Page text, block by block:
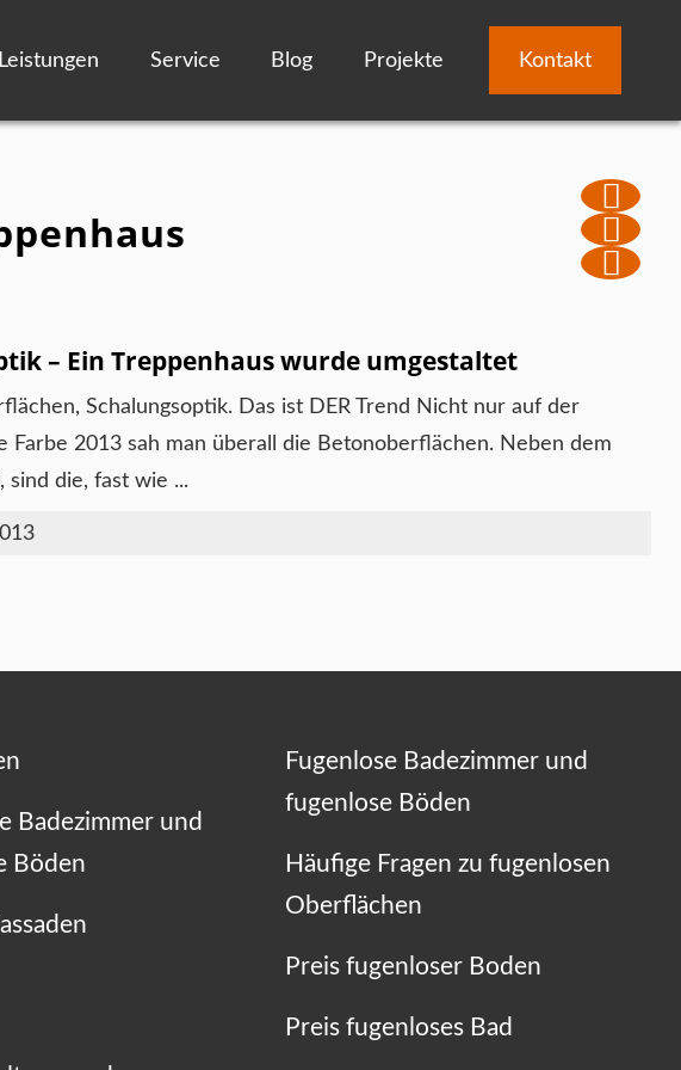
Leistungen Service Blog Projekte Kontakt
– Ein Treppenhaus wurde umgestaltet
Schalungsoptik. Das ist DER Trend Nicht nur auf der
Farbe 2013 sah man überall die Betonoberflächen. Neben dem
sind die, fast wie ...
Badezimmer und
Böden
Fugenlose Badezimmer und
fugenlose Böden
Häufige Fragen zu fugenlosen
Oberflächen
Preis fugenloser Boden
Preis fugenloses Bad